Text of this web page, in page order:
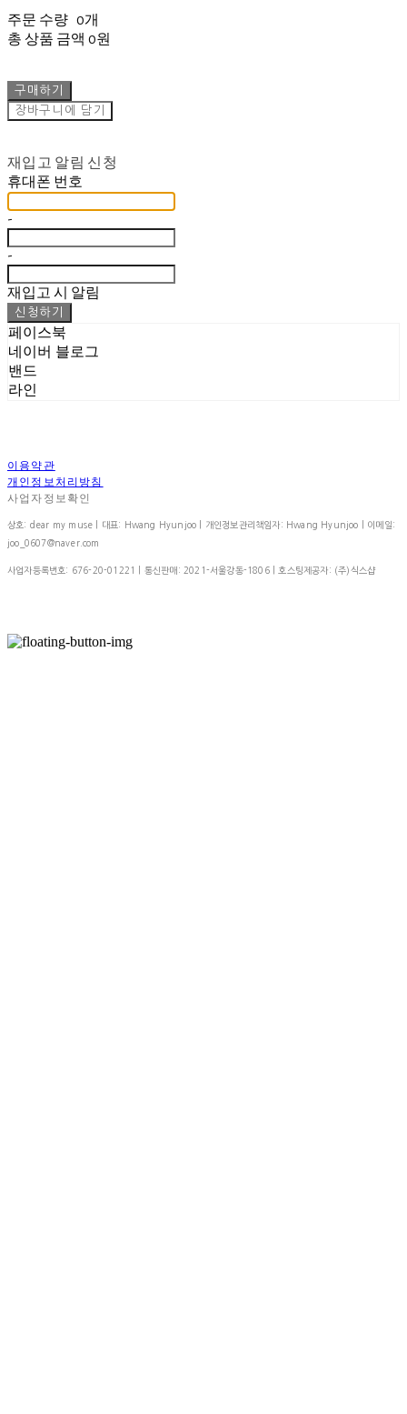
주문 수량 0개
총 상품 금액 0원
구매하기
장바구니에 담기
재입고 알림 신청
휴대폰 번호
-
-
재입고 시 알림
신청하기
페이스북
네이버 블로그
밴드
라인
이용약관
개인정보처리방침
사업자정보확인
상호: dear my muse | 대표: Hwang Hyunjoo | 개인정보관리책임자: Hwang Hyunjoo | 이메일:
joo_0607@naver.com
사업자등록번호: 676-20-01221 | 통신판매: 2021-서울강동-1806| 호스팅제공자: (주)식스샵